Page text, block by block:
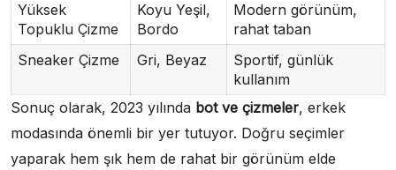
Yüksek
Topuklu Çizme
Koyu Yeşil,
Bordo
Modern görünüm,
rahat taban
Sneaker Çizme
Gri, Beyaz
Sportif, günlük
kullanım
Sonuç olarak, 2023 yılında bot ve çizmeler, erkek
modasında önemli bir yer tutuyor. Doğru seçimler
yaparak hem şık hem de rahat bir görünüm elde